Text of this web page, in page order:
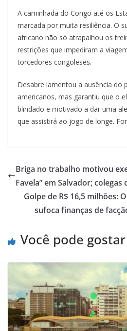
A caminhada do Congo até os
marcada por muita resiliência. O
africano não só atrapalhou os
restrições que impediram a
torcedores congoleses.
Desabre lamentou a ausência do
americanos, mas garantiu que o
blindado e motivado a dar uma
que assistirá ao jogo de longe.
Briga no trabalho motivou
Favela” em Salvador;
Golpe de R$ 16,5 milhões:
sufoca finanças de
Você pode